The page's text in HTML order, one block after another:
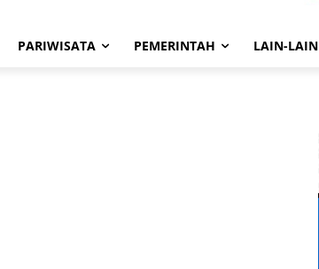
PARIWISATA PEMERINTAH LAIN-LAIN